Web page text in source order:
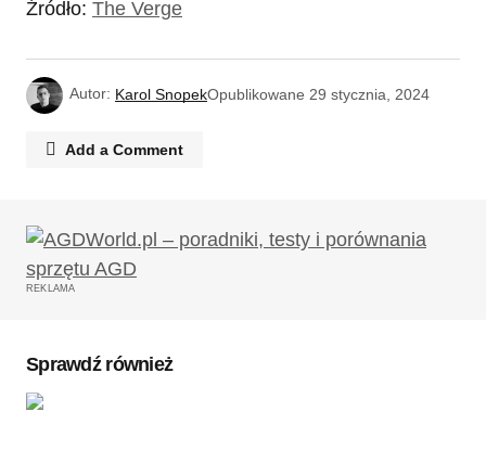
Źródło: The Verge
Autor: Karol SnopekOpublikowane 29 stycznia, 2024
Add a Comment
Twój adres email nie zostanie opublikowany.
Wymagane pola są oznaczone
REKLAMA
Sprawdź również